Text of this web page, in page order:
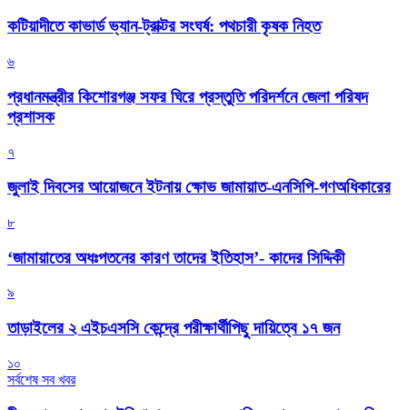
কটিয়াদীতে কাভার্ড ভ্যান-ট্রাক্টর সংঘর্ষ: পথচারী কৃষক নিহত
৬
প্রধানমন্ত্রীর কিশোরগঞ্জ সফর ঘিরে প্রস্তুতি পরিদর্শনে জেলা পরিষদ
প্রশাসক
৭
জুলাই দিবসের আয়োজনে ইটনায় ক্ষোভ জামায়াত-এনসিপি-গণঅধিকারের
৮
‘জামায়াতের অধঃপতনের কারণ তাদের ইতিহাস’- কাদের সিদ্দিকী
৯
তাড়াইলের ২ এইচএসসি কেন্দ্রে পরীক্ষার্থীপিছু দায়িত্বে ১৭ জন
১০
সর্বশেষ সব খবর